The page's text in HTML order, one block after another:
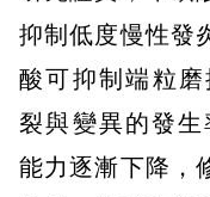
抑制低度慢性發
酸可抑制端粒
裂與變異的發
能力逐漸下降，